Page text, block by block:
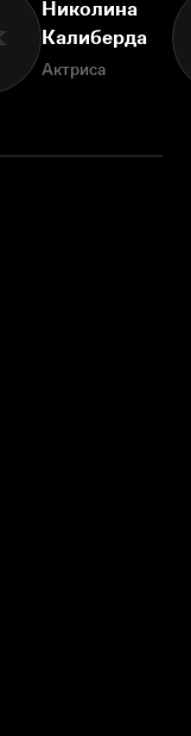
Николина
Калиберда
Актриса